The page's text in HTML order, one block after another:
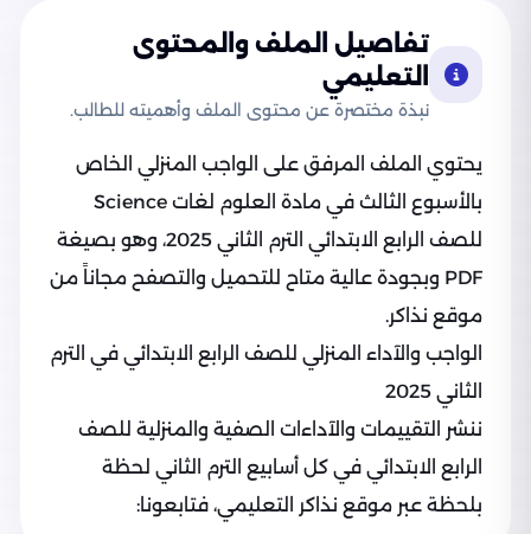
تفاصيل الملف والمحتوى
التعليمي
نبذة مختصرة عن محتوى الملف وأهميته للطالب.
يحتوي الملف المرفق على الواجب المنزلي الخاص
بالأسبوع الثالث في مادة العلوم لغات Science
للصف الرابع الابتدائي الترم الثاني 2025، وهو بصيغة
PDF وبجودة عالية متاح للتحميل والتصفح مجاناً من
موقع نذاكر.
الواجب والآداء المنزلي للصف الرابع الابتدائي في الترم
الثاني 2025
ننشر التقييمات والآداءات الصفية والمنزلية للصف
الرابع الابتدائي في كل أسابيع الترم الثاني لحظة
بلحظة عبر موقع نذاكر التعليمي، فتابعونا: